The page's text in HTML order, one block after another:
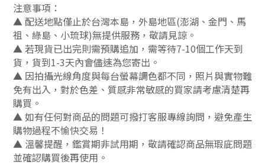
注意事項：
▲ 配送地點僅止於台灣本島，外島地區(澎湖、金門、馬
祖、綠島、小琉球)無提供服務，敬請見諒。
▲ 若現貨已出完則需預購追加，需等待7-10個工作天到
貨，貨到1-3天內會儘速為您寄出。
▲ 因拍攝光線角度與每台螢幕調色都不同，照片與實物難
免有出入，對於色差、質感非常敏感的買家請考慮清楚再
購買。
▲ 如有任何對商品的問題可撥打客服專線詢問，避免產生
購物過程不愉快交易！
▲ 溫馨提醒，鑑賞期非試用期，敬請確認商品無瑕庛問題
並確認購買後再使用。